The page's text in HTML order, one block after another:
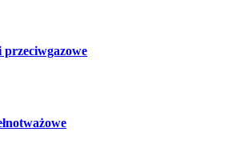
przeciwgazowe